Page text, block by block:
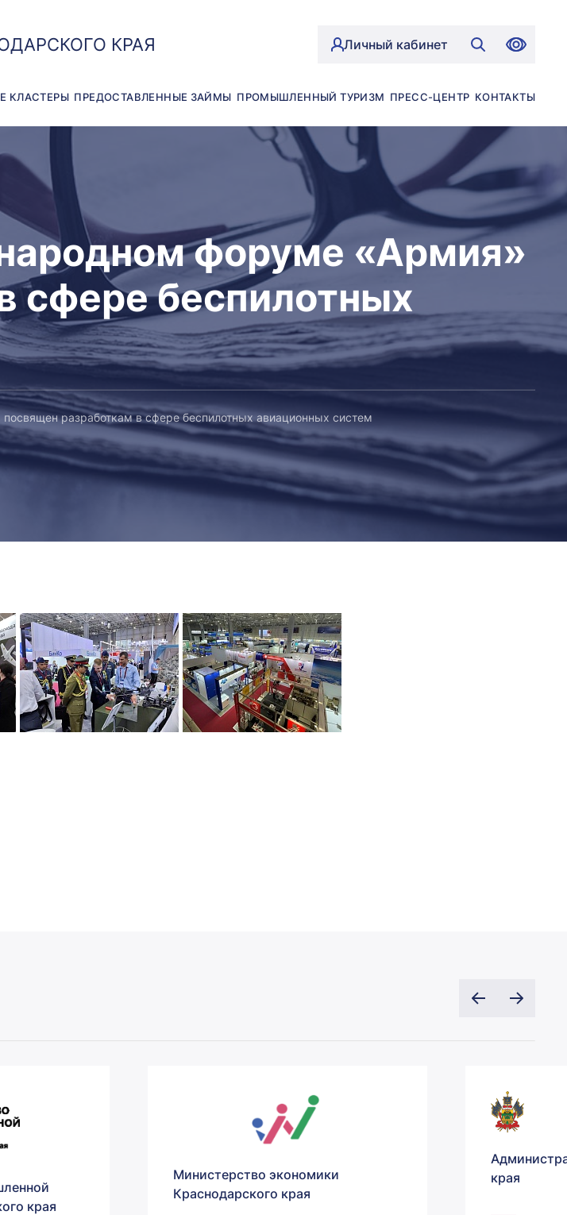
КРАЯ Личный кабинет
КЛАСТЕРЫ ПРЕДОСТАВЛЕННЫЕ ЗАЙМЫ ПРОМЫШЛЕННЫЙ ТУРИЗМ ПРЕСС-ЦЕНТР КОНТАКТЫ
форуме «Армия»
сфере беспилотных
разработкам в сфере беспилотных авиационных систем
края
Министерство экономики
Краснодарского края
края